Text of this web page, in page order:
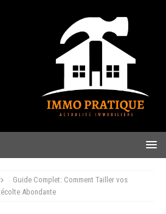
Guide Complet: Comment Tailler vos
Abondante